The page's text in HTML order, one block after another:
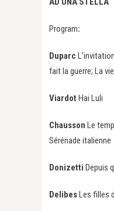
Program:
Duparc
fait la guerre; La
Viardot Hai Luli
Chausson Le
Sérénade italienne
Donizetti Depuis
DelibesLes filles